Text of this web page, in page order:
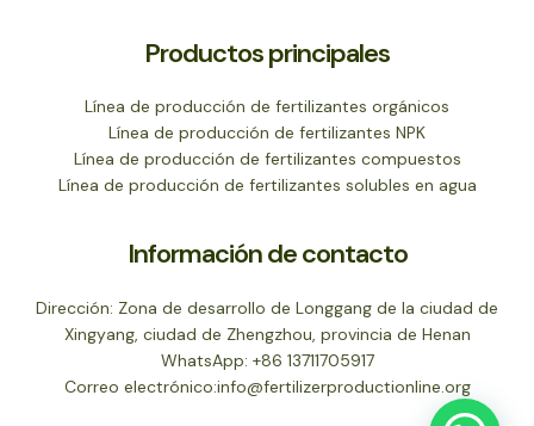
Productos principales
Línea de producción de fertilizantes orgánicos
Línea de producción de fertilizantes NPK
Línea de producción de fertilizantes compuestos
Línea de producción de fertilizantes solubles en agua
Información de contacto
Dirección: Zona de desarrollo de Longgang de la ciudad de
Xingyang, ciudad de Zhengzhou, provincia de Henan
WhatsApp: +86 13711705917
Correo electrónico:info@fertilizerproductionline.org